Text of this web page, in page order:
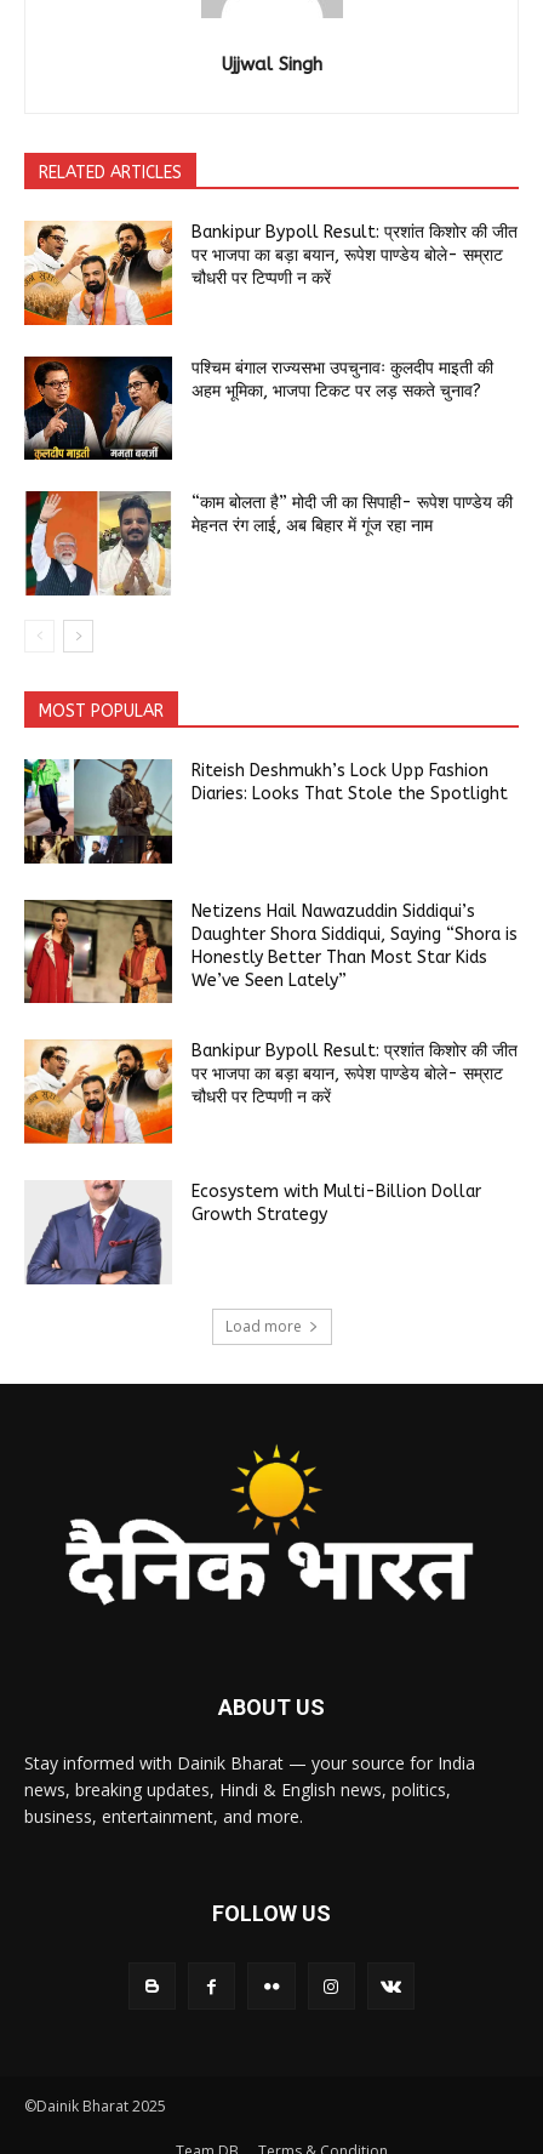
Ujjwal Singh
RELATED ARTICLES
Bankipur Bypoll Result: प्रशांत किशोर की जीत
पर भाजपा का बड़ा बयान, रूपेश पाण्डेय बोले- सम्राट
चौधरी पर टिप्पणी न करें
पश्चिम बंगाल राज्यसभा उपचुनावः कुलदीप माइती की
अहम भूमिका, भाजपा टिकट पर लड़ सकते चुनाव?
“काम बोलता है” मोदी जी का सिपाही- रूपेश पाण्डेय की
मेहनत रंग लाई, अब बिहार में गूंज रहा नाम
MOST POPULAR
Riteish Deshmukh’s Lock Upp Fashion
Diaries: Looks That Stole the Spotlight
Netizens Hail Nawazuddin Siddiqui’s
Daughter Shora Siddiqui, Saying “Shora is
Honestly Better Than Most Star Kids
We’ve Seen Lately”
Bankipur Bypoll Result: प्रशांत किशोर की जीत
पर भाजपा का बड़ा बयान, रूपेश पाण्डेय बोले- सम्राट
चौधरी पर टिप्पणी न करें
Ecosystem with Multi-Billion Dollar
Growth Strategy
Load more
ABOUT US
Stay informed with Dainik Bharat — your source for India
news, breaking updates, Hindi & English news, politics,
business, entertainment, and more.
FOLLOW US
©Dainik Bharat 2025